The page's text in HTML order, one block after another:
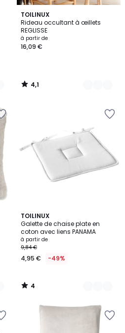
TOILINUX
Rideau occultant à œillets
REGLISSE
à partir de
16,09 €
4,1
/ 5
20
Couleurs
4,1
/
TOILINUX
Galette de chaise plate en
coton avec liens PANAMA
à partir de
9,84 €
4,95 € -49%
4
/
5
17
Couleurs
4
/